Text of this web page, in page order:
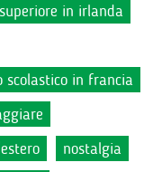
in irlanda
scolastico in francia
nostalgia